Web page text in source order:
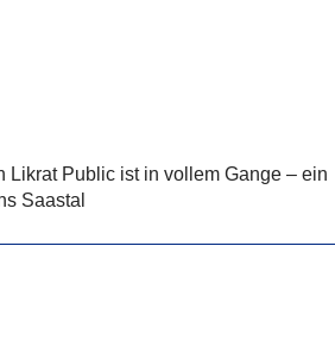
Likrat Public ist in vollem Gange – ein
Saastal